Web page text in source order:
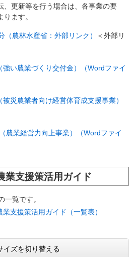
、更新等を行う場合は、各事業の要
ます。
農林水産省：外部リンク）
＜外部リ
強い農業づくり交付金）（Wordファイ
災農業者向け経営体育成支援事業）
農業経営力向上事業）（Wordファイ
業支援策活用ガイド
一覧です。
支援策活用ガイド（一覧表）
イズを切り替える